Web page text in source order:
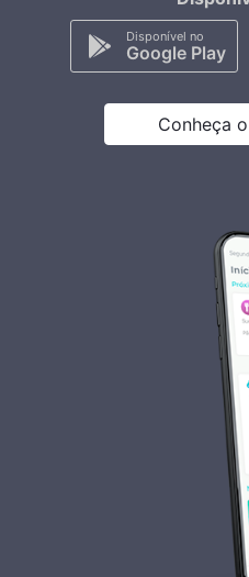
Disponível no
Google Play
Conheça